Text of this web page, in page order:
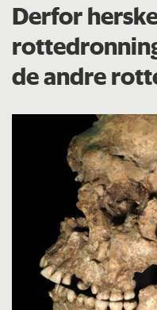
Derfor
de andre